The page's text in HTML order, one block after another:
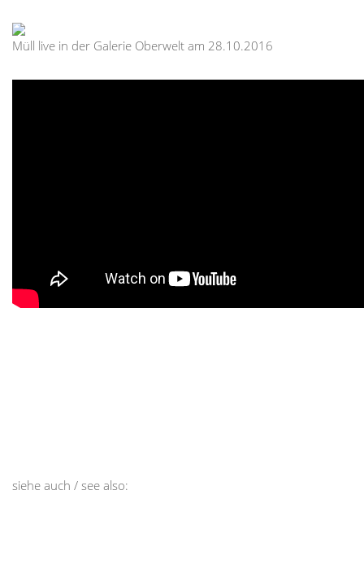
Müll live in der Galerie Oberwelt am 28.10.2016
siehe auch / see also: